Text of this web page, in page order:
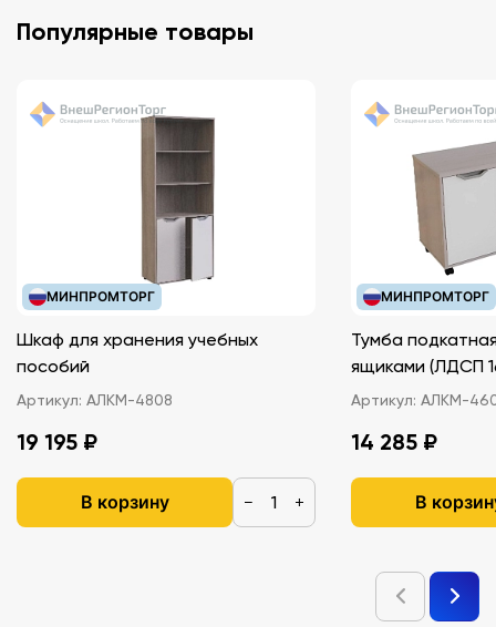
Популярные товары
МИНПРОМТОРГ
Шкаф для хранения учебных
пособий
Артикул: АЛКМ-4808
19 195 ₽
В корзину − +
МИНПРОМТОРГ
Тумба
ящиками
Артикул: АЛКМ-
14 285 ₽
В